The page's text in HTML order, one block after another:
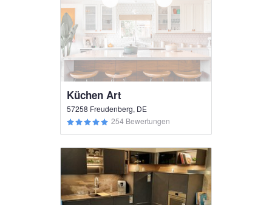
Küchen Art
57258 Freudenberg, DE
254 Bewertungen